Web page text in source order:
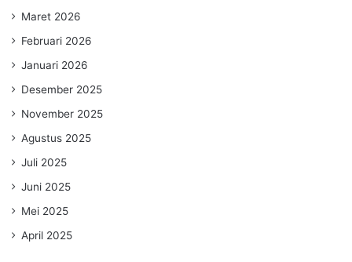
Maret 2026
Februari 2026
Januari 2026
Desember 2025
November 2025
Agustus 2025
Juli 2025
Juni 2025
Mei 2025
April 2025